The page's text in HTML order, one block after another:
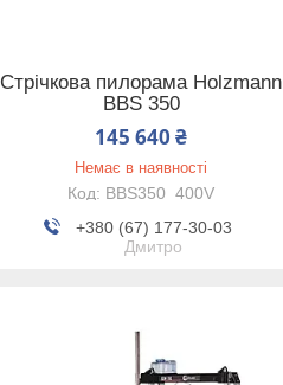
Стрічкова пилорама Holzmann
BBS 350
145 640 ₴
Немає в наявності
BBS350_400V
+380 (67) 177-30-03
Дмитро